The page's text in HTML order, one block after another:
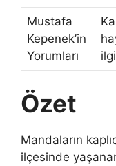
Mustafa
Kepenek’in
Yorumları
Özet
Mandaların
ilçesinde